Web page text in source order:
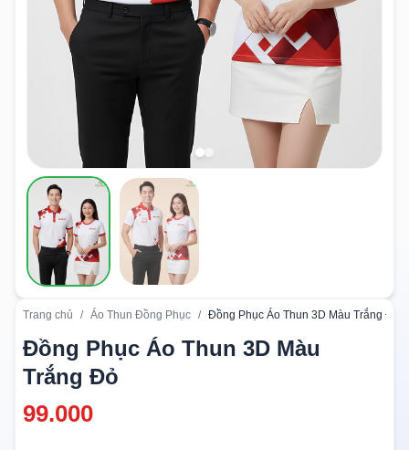
Trang chủ / Áo Thun Đồng Phục / Đồng Phục Áo Thun 3D Màu Trắng Đỏ
Đồng Phục Áo Thun 3D Màu
Trắng Đỏ
99.000